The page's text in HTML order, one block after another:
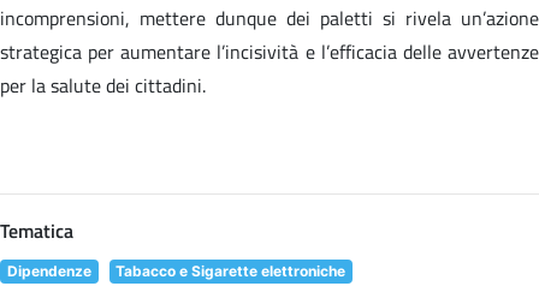
incomprensioni, mettere dunque dei paletti si rivela un’azione
strategica per aumentare l’incisività e l’efficacia delle avvertenze
per la salute dei cittadini.
Tematica
Dipendenze Tabacco e Sigarette elettroniche